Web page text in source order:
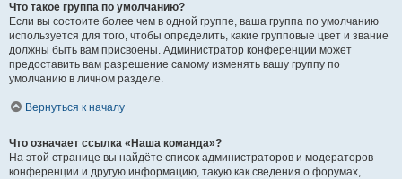
Что такое группа по умолчанию?
Если вы состоите более чем в одной группе, ваша группа по умолчанию
используется для того, чтобы определить, какие групповые цвет и звание
должны быть вам присвоены. Администратор конференции может
предоставить вам разрешение самому изменять вашу группу по
умолчанию в личном разделе.
Вернуться к началу
Что означает ссылка «Наша команда»?
На этой странице вы найдёте список администраторов и модераторов
конференции и другую информацию, такую как сведения о форумах,